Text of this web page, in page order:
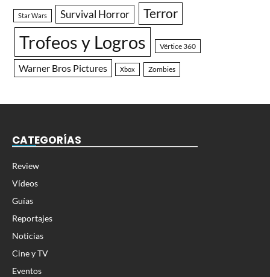
Star Wars Survival Horror Terror
Trofeos y Logros Vértice 360
Warner Bros Pictures Xbox Zombies
CATEGORÍAS
Review
Vídeos
Guías
Reportajes
Noticias
Cine y TV
Eventos